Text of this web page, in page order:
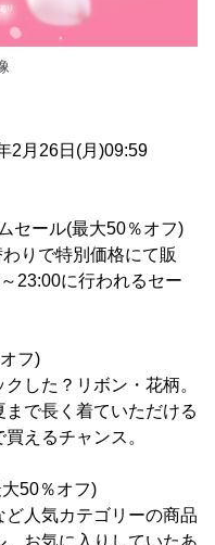
2月26日(月)09:59
セール(最大50％オフ)
りで特別価格にて販
23:00に行われるセー
フ)
した？リボン・花柄。
まで長く着ていただける
えるチャンス。
50％オフ)
人気カテゴリーの商品